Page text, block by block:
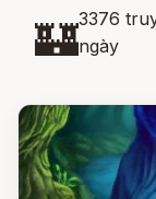
🏰3376
ngày